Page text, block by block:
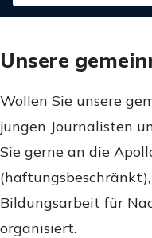
Unsere
Wollen Sie unsere
jungen Journalisten
Sie gerne an die
Bildungsarbeit für
organisiert.